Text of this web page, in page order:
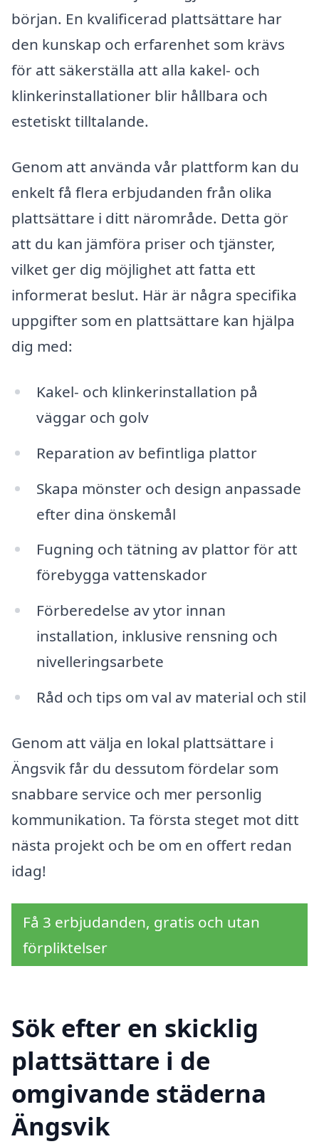
början. En kvalificerad plattsättare har
den kunskap och erfarenhet som krävs
för att säkerställa att alla kakel- och
klinkerinstallationer blir hållbara och
estetiskt tilltalande.
Genom att använda vår plattform kan du
enkelt få flera erbjudanden från olika
plattsättare i ditt närområde. Detta gör
att du kan jämföra priser och tjänster,
vilket ger dig möjlighet att fatta ett
informerat beslut. Här är några specifika
uppgifter som en plattsättare kan hjälpa
dig med:
Kakel- och klinkerinstallation på
väggar och golv
Reparation av befintliga plattor
Skapa mönster och design anpassade
efter dina önskemål
Fugning och tätning av plattor för att
förebygga vattenskador
Förberedelse av ytor innan
installation, inklusive rensning och
nivelleringsarbete
Råd och tips om val av material och stil
Genom att välja en lokal plattsättare i
Ängsvik får du dessutom fördelar som
snabbare service och mer personlig
kommunikation. Ta första steget mot ditt
nästa projekt och be om en offert redan
idag!
Få 3 erbjudanden, gratis och utan
förpliktelser
Sök efter en skicklig
plattsättare i de
omgivande städerna
Ängsvik